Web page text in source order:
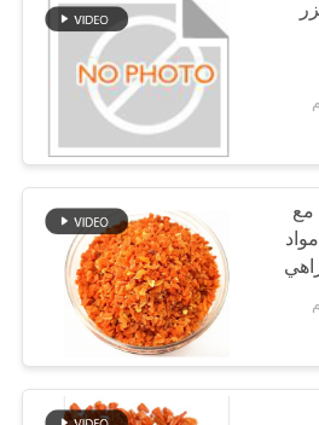
الياباني
بالقمح
مع